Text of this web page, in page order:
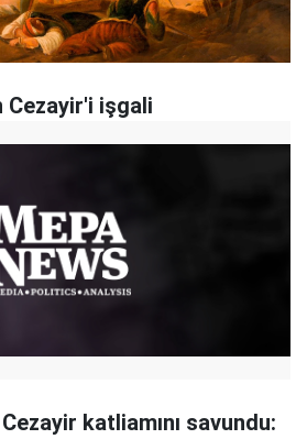
Cezayir'i işgali
katliamını savundu: